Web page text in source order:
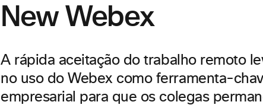
New Webex
A rápida aceitação do trabalho remoto
no uso do Webex como ferramenta-
empresarial para que os colegas